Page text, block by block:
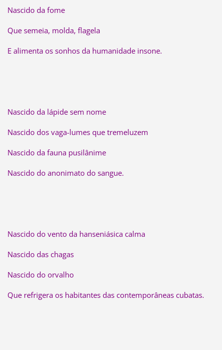
Nascido da fome
Que semeia, molda, flagela
E alimenta os sonhos da humanidade insone.
Nascido da lápide sem nome
Nascido dos vaga-lumes que tremeluzem
Nascido da fauna pusilânime
Nascido do anonimato do sangue.
Nascido do vento da hanseniásica calma
Nascido das chagas
Nascido do orvalho
Que refrigera os habitantes das contemporâneas cubatas.